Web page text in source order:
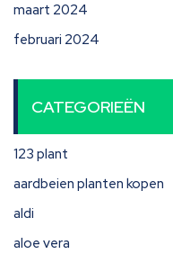
maart 2024
februari 2024
CATEGORIEËN
123 plant
aardbeien planten kopen
aldi
aloe vera